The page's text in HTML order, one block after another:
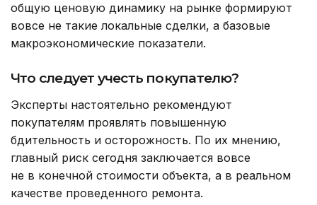
общую ценовую динамику на рынке формируют
вовсе не такие локальные сделки, а базовые
макроэкономические показатели.
Что следует учесть покупателю?
Эксперты настоятельно рекомендуют
покупателям проявлять повышенную
бдительность и осторожность. По их мнению,
главный риск сегодня заключается вовсе
не в конечной стоимости объекта, а в реальном
качестве проведенного ремонта.